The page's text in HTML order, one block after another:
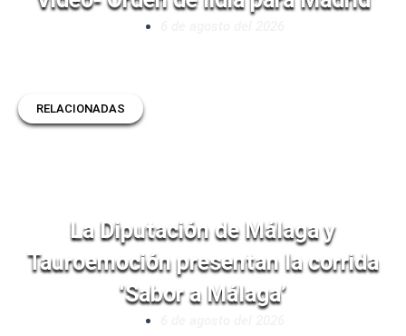
RELACIONADAS
La Diputación de Málaga y
Tauroemoción presentan la corrida
‘Sabor a Málaga’